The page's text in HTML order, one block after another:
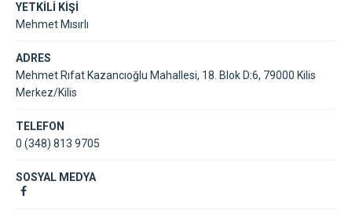
YETKİLİ KİŞİ
Mehmet Mısırlı
ADRES
Mehmet Rıfat Kazancıoğlu Mahallesi, 18. Blok D:6, 79000 Kilis
Merkez/Kilis
TELEFON
0 (348) 813 9705
SOSYAL MEDYA